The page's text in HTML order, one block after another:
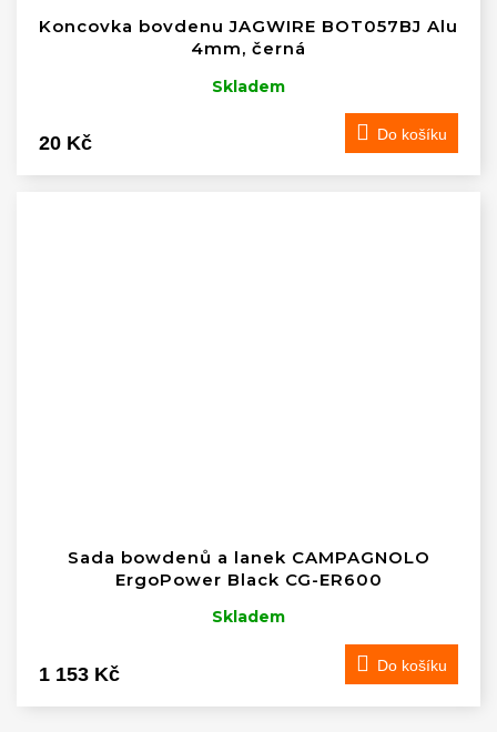
Koncovka bovdenu JAGWIRE BOT057BJ Alu
4mm, černá
Skladem
20 Kč Do košíku
Sada bowdenů a lanek CAMPAGNOLO
ErgoPower Black CG-ER600
Skladem
1 153 Kč Do košíku